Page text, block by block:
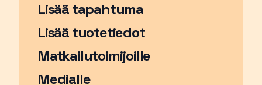
Lisää tapahtuma
Sivu avautuu uudessa ikkunassa
Lisää tuotetiedot
Matkailutoimijoille
Medialle